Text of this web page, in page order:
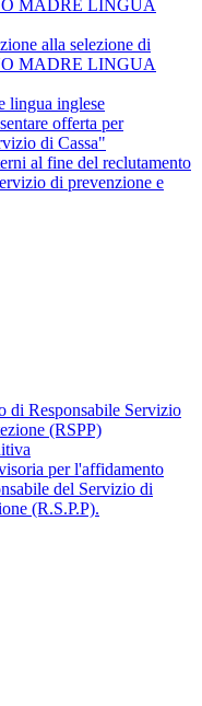
MADRE LINGUA
alla selezione di
MADRE LINGUA
lingua inglese
offerta per
di Cassa"
al fine del reclutamento
di prevenzione e
di Responsabile Servizio
(RSPP)
per l'affidamento
del Servizio di
(R.S.P.P).